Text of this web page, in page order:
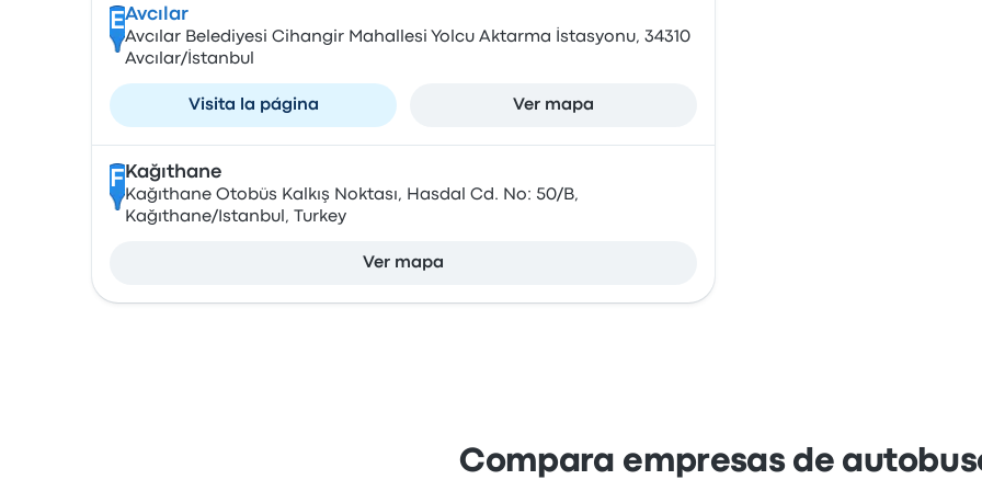
EAvcılar
Avcılar Belediyesi Cihangir Mahallesi Yolcu Aktarma İstasyonu, 34310
Avcılar/İstanbul
Visita la página Ver mapa
F Kağıthane
Kağıthane Otobüs Kalkış Noktası, Hasdal Cd. No: 50/B,
Kağıthane/Istanbul, Turkey
Ver mapa
Compara empresas de